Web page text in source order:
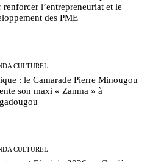
renforcer l’entrepreneuriat et le
des PME
CULTUREL
: le Camarade Pierre Minougou
son maxi « Zanma » à
CULTUREL